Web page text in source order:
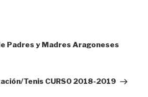
Padres y Madres Aragoneses
Tenis CURSO 2018-2019